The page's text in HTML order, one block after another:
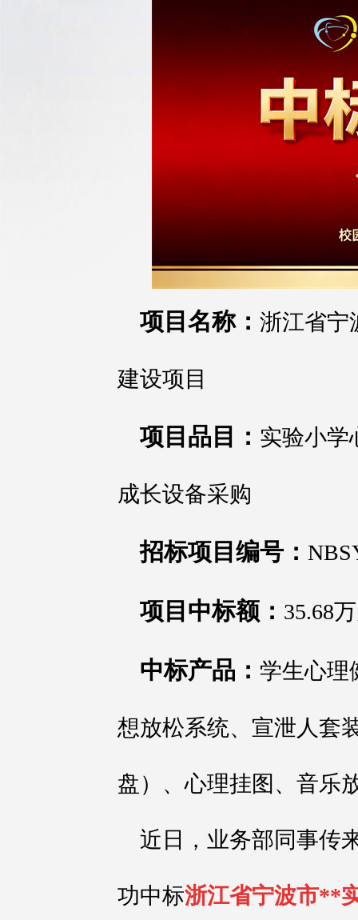
项目名称： 浙江省宁
建设项目
项目品目： 实验小学
成长设备采购
招标项目编号：
项目中标额： 35.68
中标产品： 学生心理
想放松系统、宣泄人套
盘）、心理挂图、音乐
近日，业务部同事传
功中标浙江省宁波市**